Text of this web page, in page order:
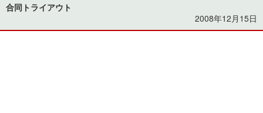
合同トライアウト
2008年12月15日